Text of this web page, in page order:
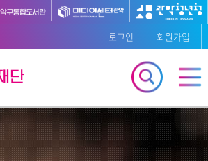
로그인 회원가입